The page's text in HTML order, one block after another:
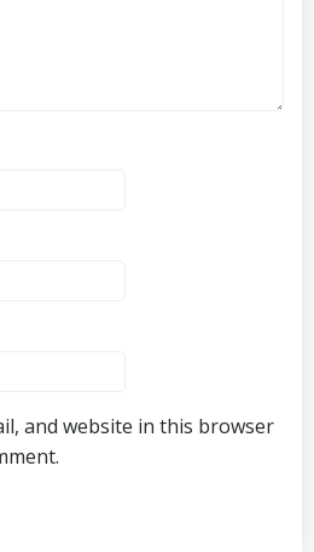
and website in this browser